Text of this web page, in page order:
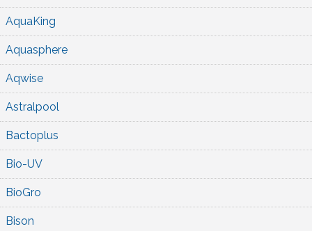
AquaKing
Aquasphere
Aqwise
Astralpool
Bactoplus
Bio-UV
BioGro
Bison